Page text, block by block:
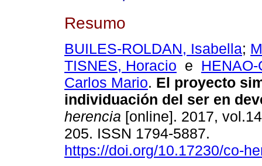
Resumo
BUILES-ROLDAN, Isabella;
TISNES, Horacio e
Carlos Mario. El proyecto
individuación del ser en
herencia [online]. 2017,
205. ISSN 1794-5887.
https://doi.org/10.17230/co-